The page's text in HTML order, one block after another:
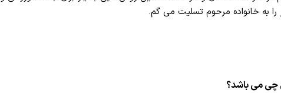
را به خانواده مرحوم تسلیت می گم.
چی می باشد؟